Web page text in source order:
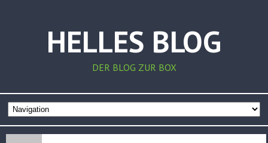
HELLES BLOG
DER BLOG ZUR BOX